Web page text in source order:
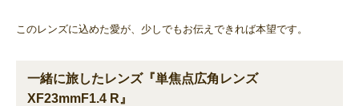
このレンズに込めた愛が、少しでもお伝えできれば本望です。
一緒に旅したレンズ『単焦点広角レンズ
XF23mmF1.4 R』